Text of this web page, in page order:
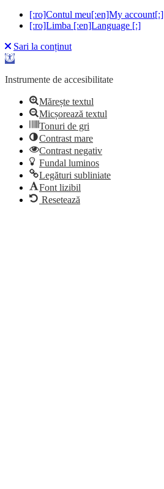
[:ro]Contul meu[:en]My account[:]
[:ro]Limba [:en]Language [:]
Sari la conținut
Deschide bara de unelte
Instrumente de accesibilitate
Mărește textul
Micșorează textul
Tonuri de gri
Contrast mare
Contrast negativ
Fundal luminos
Legături subliniate
Font lizibil
Resetează